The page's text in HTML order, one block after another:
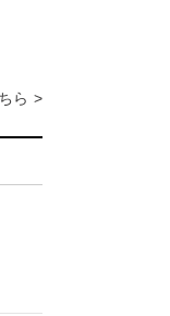
ら >